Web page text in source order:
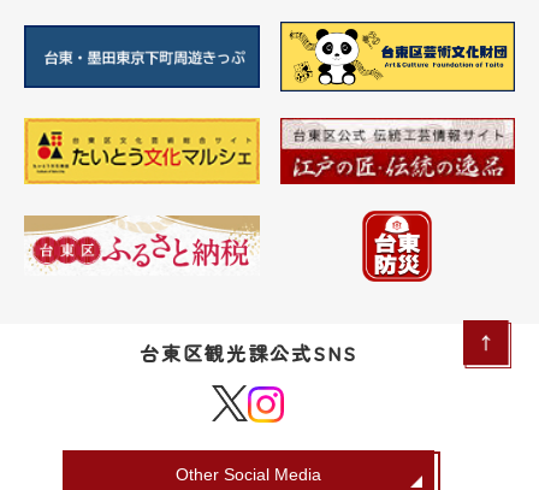
台東区観光課公式SNS
Other Social Media